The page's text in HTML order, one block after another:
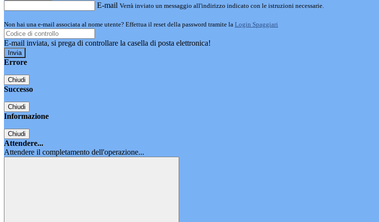
E-mail Verrà inviato un messaggio all'indirizzo indicato con le istruzioni necessarie.
Non hai una e-mail associata al nome utente? Effettua il reset della password tramite la Login Spaggiari
E-mail inviata, si prega di controllare la casella di posta elettronica!
Errore
Chiudi
Successo
Chiudi
Informazione
Chiudi
Attendere...
Attendere il completamento dell'operazione...